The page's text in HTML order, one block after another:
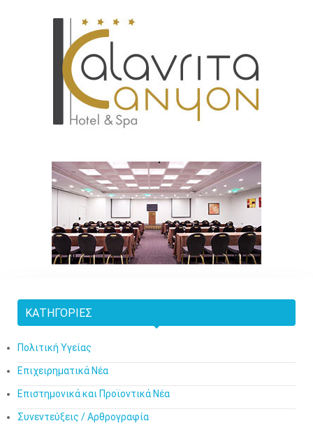
ΚΑΤΗΓΟΡΊΕΣ
Πολιτική Υγείας
Επιχειρηματικά Νέα
Επιστημονικά και Προϊοντικά Νέα
Συνεντεύξεις / Αρθρογραφία